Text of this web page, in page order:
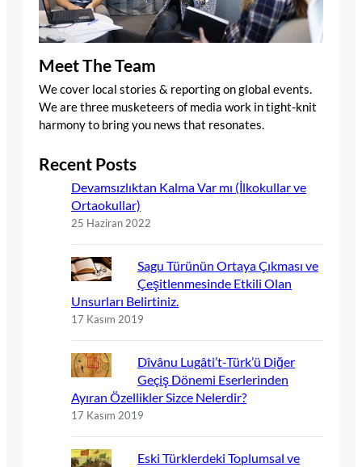
Meet The Team
We cover local stories & reporting on global events.
We are three musketeers of media work in tight-knit
harmony to bring you news that resonates.
Recent Posts
Devamsızlıktan Kalma Var mı (İlkokullar ve
Ortaokullar)
25 Haziran 2022
Sagu Türünün Ortaya Çıkması ve
Çeşitlenmesinde Etkili Olan
Unsurları Belirtiniz.
17 Kasım 2019
Dîvânu Lugâti’t-Türk’ü Diğer
Geçiş Dönemi Eserlerinden
Ayıran Özellikler Sizce Nelerdir?
17 Kasım 2019
Eski Türklerdeki Toplumsal ve